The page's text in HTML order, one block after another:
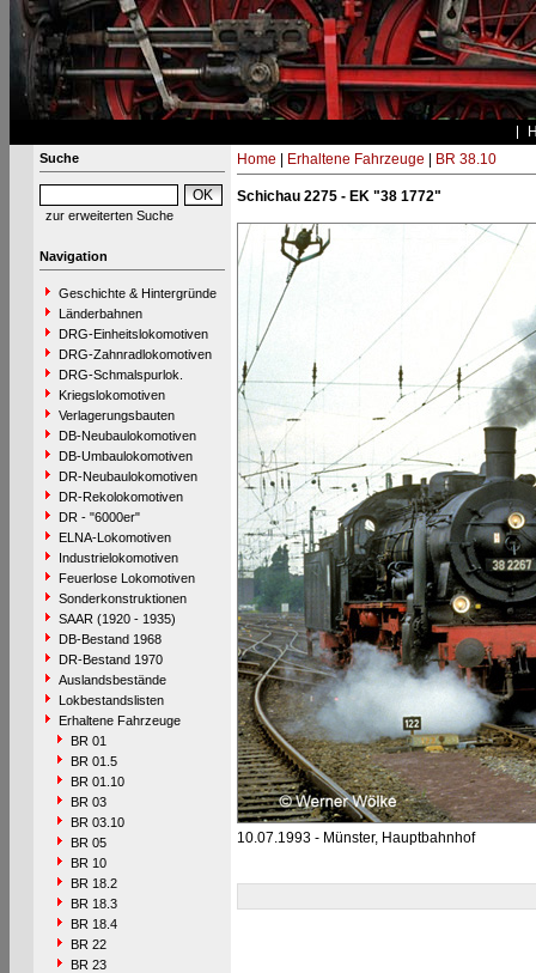
Suche
zur erweiterten Suche
Navigation
Geschichte & Hintergründe
Länderbahnen
DRG-Einheitslokomotiven
DRG-Zahnradlokomotiven
DRG-Schmalspurlok.
Kriegslokomotiven
Verlagerungsbauten
DB-Neubaulokomotiven
DB-Umbaulokomotiven
DR-Neubaulokomotiven
DR-Rekolokomotiven
DR - "6000er"
ELNA-Lokomotiven
Industrielokomotiven
Feuerlose Lokomotiven
Sonderkonstruktionen
SAAR (1920 - 1935)
DB-Bestand 1968
DR-Bestand 1970
Auslandsbestände
Lokbestandslisten
Erhaltene Fahrzeuge
BR 01
BR 01.5
BR 01.10
BR 03
BR 03.10
BR 05
BR 10
BR 18.2
BR 18.3
BR 18.4
BR 22
BR 23
Home Erhaltene Fahrzeuge BR 38.10
Schichau 2275 - EK "38 1772"
10.07.1993 - Münster, Hauptbahnhof